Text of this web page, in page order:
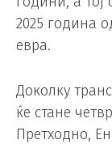
2025 година
евра.
Доколку
ќе стане
Претходно,